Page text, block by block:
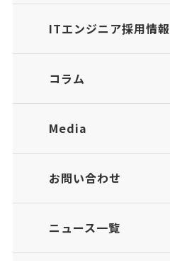
ITエンジニア採用情報
コラム
Media
お問い合わせ
ニュース一覧